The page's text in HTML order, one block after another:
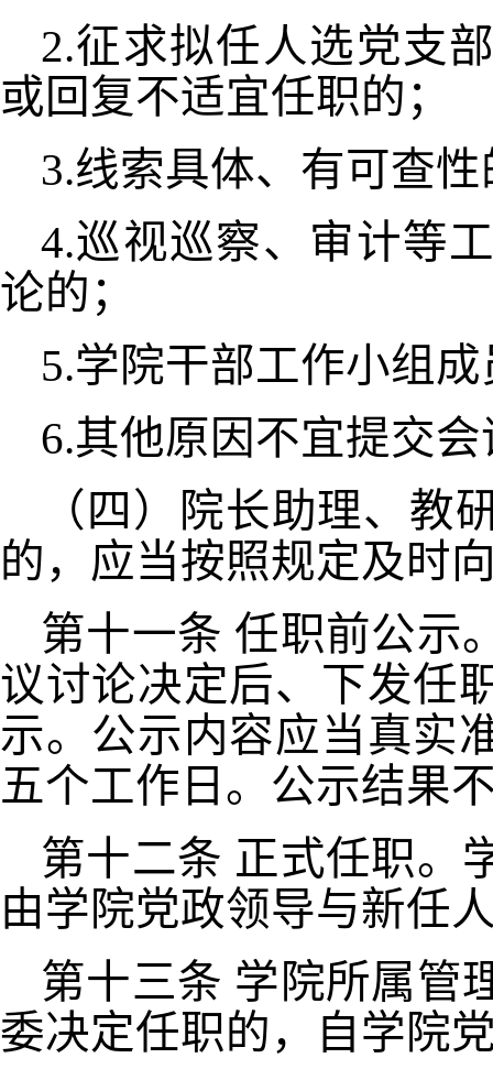
2.征求拟任人选党支
或回复不适宜任职的；
3.线索具体、有可查
4.巡视巡察、审计等
论的；
5.学院干部工作小组
6.其他原因不宜提交
（四）院长助理、教
的，应当按照规定及时
第十一条 任职前公示
议讨论决定后、下发任
示。公示内容应当真实
五个工作日。公示结果
第十二条 正式任职。
由学院党政领导与新任
第十三条 学院所属管
委决定任职的，自学院